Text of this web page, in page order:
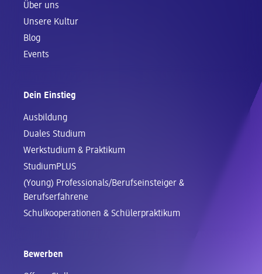
Über uns
Unsere Kultur
Blog
Events
Dein Einstieg
Ausbildung
Duales Studium
Werkstudium & Praktikum
StudiumPLUS
(Young) Professionals/Berufseinsteiger &
Berufserfahrene
Schul­kooperationen & Schüler­praktikum
Bewerben